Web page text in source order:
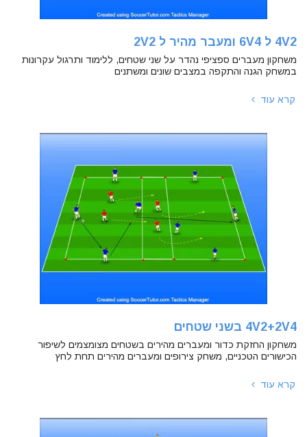
4V2 ל 6V4 ומעבר מהיר ל 2V2
משחקון מעברים ספציפי נהדר על שני שטחים, ללימוד ותרגול עקרונות
במשחק הגנה והתקפה במצבים שונים ומשתנים
קרא עוד
4V2+2V4 בשני שטחים
משחקון החזקת כדור ומעברים מהירים בשטחים מצומצמים לשיפור
הכישורים הטכניים, משחק צירופים ומעברים מהירים תחת לחץ
קרא עוד